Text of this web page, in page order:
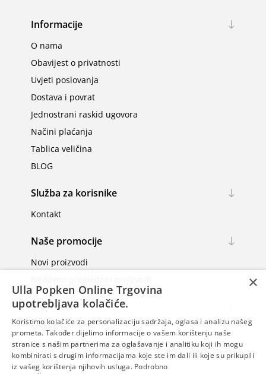
Informacije
O nama
Obavijest o privatnosti
Uvjeti poslovanja
Dostava i povrat
Jednostrani raskid ugovora
Načini plaćanja
Tablica veličina
BLOG
Služba za korisnike
Kontakt
Naše promocije
Novi proizvodi
Moj račun
Moj račun
Narudžbe
Adrese
×
Ulla Popken Online Trgovina
upotrebljava kolačiće.
Koristimo kolačiće za personalizaciju sadržaja, oglasa i analizu našeg
prometa. Također dijelimo informacije o vašem korištenju naše
stranice s našim partnerima za oglašavanje i analitiku koji ih mogu
kombinirati s drugim informacijama koje ste im dali ili koje su prikupili
iz vašeg korištenja njihovih usluga. Podrobno